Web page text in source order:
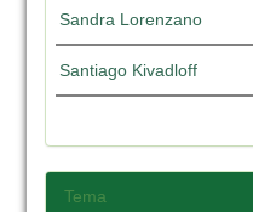
Sandra Lorenzano
Santiago Kivadloff
Tema